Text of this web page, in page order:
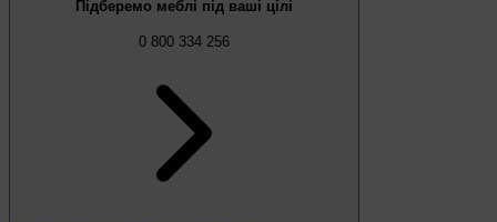
Підберемо меблі під ваші цілі
0 800 334 256